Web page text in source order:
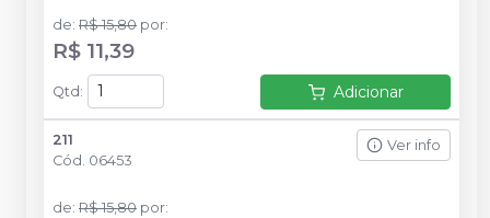
de: R$ 15,80 por:
R$ 11,39
Qtd : Adicionar
211
Cód. 06453
Ver info
de: R$ 15,80 por: